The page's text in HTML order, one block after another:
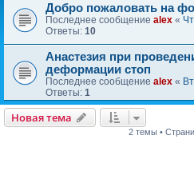
Добро пожаловать на
Последнее сообщение alex «
Ответы: 10
Анастезия при
деформации стоп
Последнее сообщение alex «
Ответы: 1
Новая тема
2 темы •